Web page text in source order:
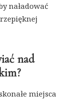
naładować
nad
miejsca